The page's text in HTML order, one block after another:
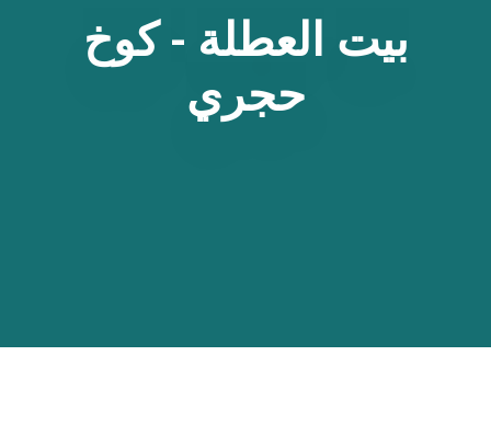
بيت العطلة - كوخ
حجري